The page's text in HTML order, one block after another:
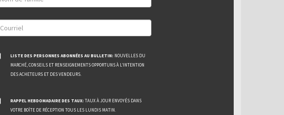
LISTE DES PERSONNES ABONNÉES AU BULLETIN: NOUVELLES DU
MARCHÉ, CONSEILS ET RENSEIGNEMENTS OPPORTUNS À L’INTENTION
DES ACHETEURS ET DES VENDEURS.
RAPPEL HEBDOMADAIRE DES TAUX: TAUX À JOUR ENVOYÉS DANS
VOTRE BOÎTE DE RÉCEPTION TOUS LES LUNDIS MATIN.